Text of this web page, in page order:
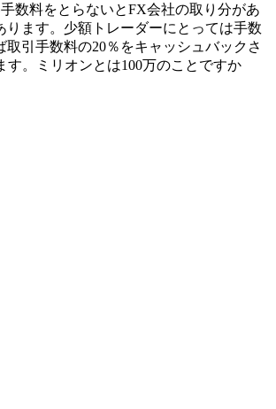
数料をとらないとFX会社の取り分があ
ます。少額トレーダーにとっては手数
引手数料の20％をキャッシュバックさ
。ミリオンとは100万のことですか